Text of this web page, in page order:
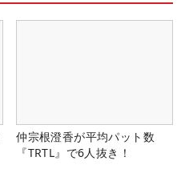
仲宗根澄香が平均パット数
『TRTL』で6人抜き！